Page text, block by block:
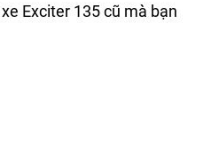
Exciter 135 cũ mà bạn